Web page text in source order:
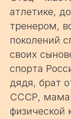
атлетике,
тренером,
поколений
своих
спорта
дядя, брат
СССР, мама
физической